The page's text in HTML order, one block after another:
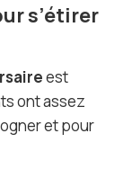
est
ont assez
et pour